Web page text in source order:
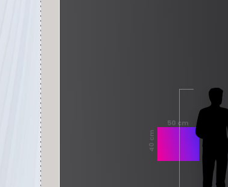
50 cm
40 cm